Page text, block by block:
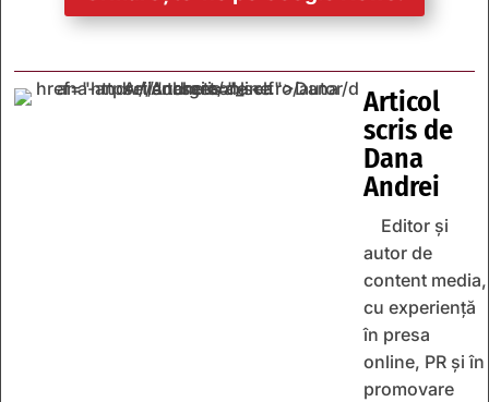
Articol
scris de
Dana
Andrei
Editor și
autor de
content media,
cu experiență
în presa
online, PR și în
promovare